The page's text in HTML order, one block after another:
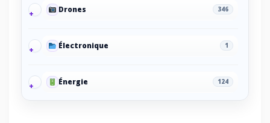
Drones 346
Électronique 1
Énergie 124